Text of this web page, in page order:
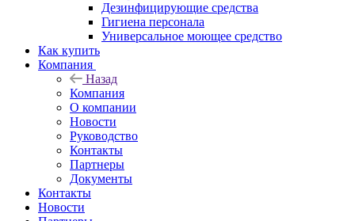
Дезинфицирующие средства
Гигиена персонала
Универсальное моющее средство
Как купить
Компания
Назад
Компания
О компании
Новости
Руководство
Контакты
Партнеры
Документы
Контакты
Новости